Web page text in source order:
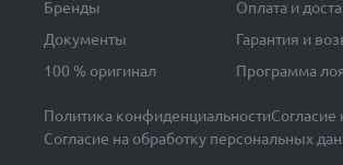
Бренды
Документы
100 % оригинал
Оплата и
Гарантия и
Программа
Политика конфиденциальности
Согласие на обработку персональных